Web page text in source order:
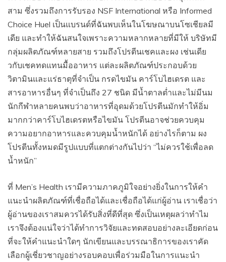
สาม ซึ่งรวมถึงการรับรอง NSF International หรือ Informed
Choice Huel เป็นแบรนด์ที่ฉันพบเห็นในโฆษณาบนโซเชียลมี
เดีย และทำให้ฉันสนใจเพราะความหลากหลายที่มีให้ บริษัทมี
กลุ่มผลิตภัณฑ์หลายสาย รวมถึงโปรตีนเชคและผง เช่นเดีย
วกับเชคทดแทนมื้ออาหาร แต่ละผลิตภัณฑ์ประกอบด้วย
วิตามินและแร่ธาตุที่จำเป็น กรดไขมัน คาร์โบไฮเดรต และ
สารอาหารอื่นๆ ที่จำเป็นถึง 27 ชนิด มีน้ำตาลต่ำและไม่มีนม
นักกีฬาหลายคนพบว่าอาหารที่อุดมด้วยโปรตีนมักทำให้อิ่ม
มากกว่าคาร์โบไฮเดรตหรือไขมัน โปรตีนอาจช่วยควบคุม
ความอยากอาหารและควบคุมน้ำหนักได้ อย่างไรก็ตาม ผง
โปรตีนทั้งหมดมีรูปแบบที่แตกต่างกันไปว่า “ไม่ควรใช้เพื่อลด
น้ำหนัก”
ที่ Men’s Health เรามีความภาคภูมิใจอย่างยิ่งในการให้คำ
แนะนำผลิตภัณฑ์ที่เชื่อถือได้และเชื่อถือได้แก่ผู้อ่าน เราเชื่อว่า
ผู้อ่านของเราสมควรได้รับสิ่งที่ดีที่สุด ซึ่งเป็นเหตุผลว่าทำไม
เราจึงต้องแน่ใจว่าได้ทำการวิจัยและทดสอบอย่างละเอียดก่อน
ที่จะให้คำแนะนำใดๆ นักเขียนและบรรณาธิการของเราคัด
เลือกผู้เชี่ยวชาญอย่างรอบคอบเพื่อร่วมมือในการแนะนำ